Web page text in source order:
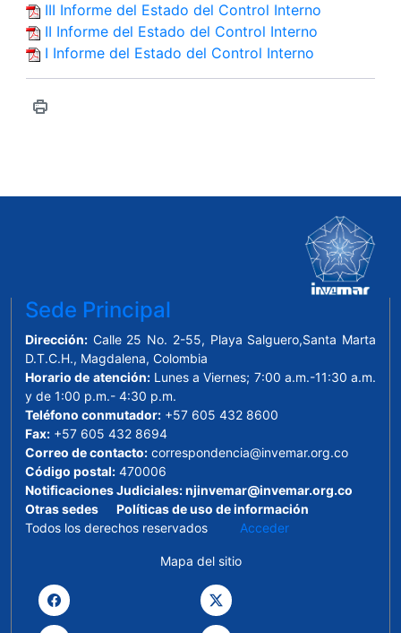
III Informe del Estado del Control Interno
II Informe del Estado del Control Interno
I Informe del Estado del Control Interno
Sede Principal
Dirección: Calle 25 No. 2-55, Playa Salguero,Santa Marta
D.T.C.H., Magdalena, Colombia
Horario de atención:Lunes a Viernes; 7:00 a.m.-11:30 a.m.
y de 1:00 p.m.- 4:30 p.m.
Teléfono conmutador: +57 605 432 8600
Fax: +57 605 432 8694
Correo de contacto: correspondencia@invemar.org.co
Código postal: 470006
Notificaciones Judiciales:njinvemar@invemar.org.co
Otras sedes
Políticas de uso de información
Todos los derechos reservados Acceder
Mapa del sitio